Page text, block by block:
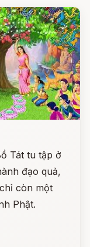
Tát tu tập ở
đạo quả,
còn một
Phật.